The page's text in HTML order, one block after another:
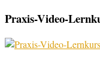
Praxis-Video-